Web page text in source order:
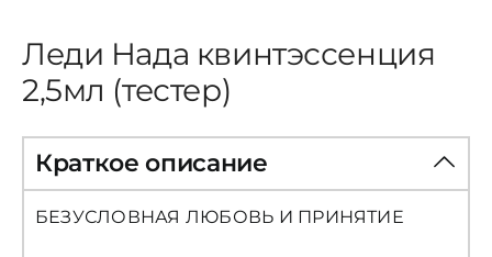
УСЛУГИ
Леди Нада квинтэссенция
2,5мл (тестер)
Краткое описание
БЕЗУСЛОВНАЯ ЛЮБОВЬ И ПРИНЯТИЕ